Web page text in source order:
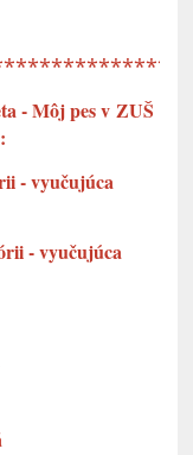
- Môj pes v ZUŠ
- vyučujúca
- vyučujúca